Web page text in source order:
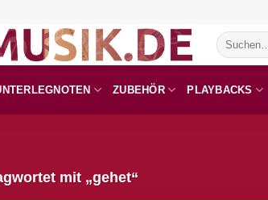
Suchen
nach:
ZUBEHÖR PLAYBACKS
mit „gehet“